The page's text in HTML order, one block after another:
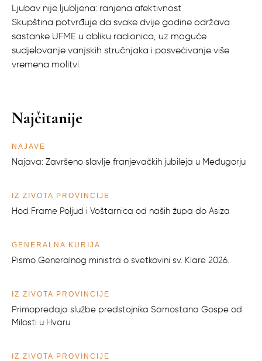
Ljubav nije ljubljena: ranjena afektivnost
Skupština potvrđuje da svake dvije godine održava
sastanke UFME u obliku radionica, uz moguće
sudjelovanje vanjskih stručnjaka i posvećivanje više
vremena molitvi.
Najčitanije
NAJAVE
Najava: Završeno slavlje franjevačkih jubileja u Međugorju
IZ ŽIVOTA PROVINCIJE
Hod Frame Poljud i Voštarnica od naših župa do Asiza
GENERALNA KURIJA
Pismo Generalnog ministra o svetkovini sv. Klare 2026.
IZ ŽIVOTA PROVINCIJE
Primopredaja službe predstojnika Samostana Gospe od
Milosti u Hvaru
IZ ŽIVOTA PROVINCIJE